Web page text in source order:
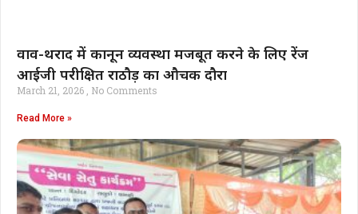
वाव-थराद में कानून व्यवस्था मजबूत करने के लिए रेंज
आईजी परीक्षित राठौड़ का औचक दौरा
March 21, 2026 No Comments
Read More »